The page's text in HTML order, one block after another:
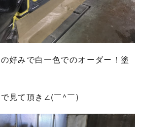
好みで白一色でのオーダー！塗
見て頂き∠(￣^￣)